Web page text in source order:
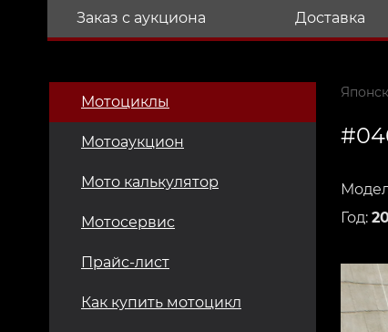
Заказ с аукциона Доставка
Мотоциклы
Мотоаукцион
Мото калькулятор
Мотосервис
Прайс-лист
Как купить мотоцикл
Год: